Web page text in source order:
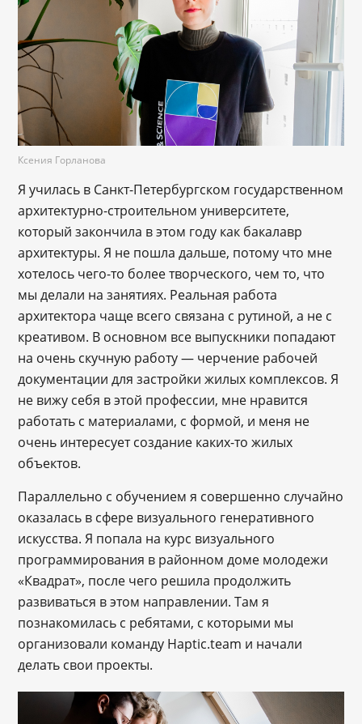
Ксения Горланова
Я училась в Санкт-Петербургском государственном
архитектурно-строительном университете,
который закончила в этом году как бакалавр
архитектуры. Я не пошла дальше, потому что мне
хотелось чего-то более творческого, чем то, что
мы делали на занятиях. Реальная работа
архитектора чаще всего связана с рутиной, а не с
креативом. В основном все выпускники попадают
на очень скучную работу — черчение рабочей
документации для застройки жилых комплексов. Я
не вижу себя в этой профессии, мне нравится
работать с материалами, с формой, и меня не
очень интересует создание каких-то жилых
объектов.
Параллельно с обучением я совершенно случайно
оказалась в сфере визуального генеративного
искусства. Я попала на курс визуального
программирования в районном доме молодежи
«Квадрат», после чего решила продолжить
развиваться в этом направлении. Там я
познакомилась с ребятами, с которыми мы
организовали команду Haptic.team и начали
делать свои проекты.